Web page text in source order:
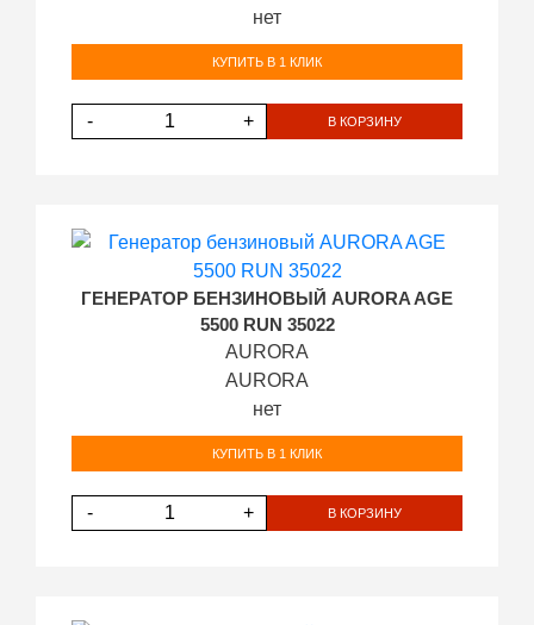
нет
КУПИТЬ В 1 КЛИК
- + В КОРЗИНУ
ГЕНЕРАТОР БЕНЗИНОВЫЙ AURORA AGE
5500 RUN 35022
AURORA
AURORA
нет
КУПИТЬ В 1 КЛИК
- + В КОРЗИНУ